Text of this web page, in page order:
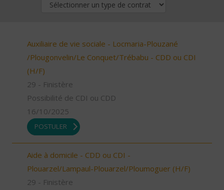
Auxiliaire de vie sociale - Locmaria-Plouzané
/Plougonvelin/Le Conquet/Trébabu - CDD ou CDI
(H/F)
29 - Finistère
Possibilité de CDI ou CDD
16/10/2025
POSTULER
Aide à domicile - CDD ou CDI -
Plouarzel/Lampaul-Plouarzel/Ploumoguer (H/F)
29 - Finistère